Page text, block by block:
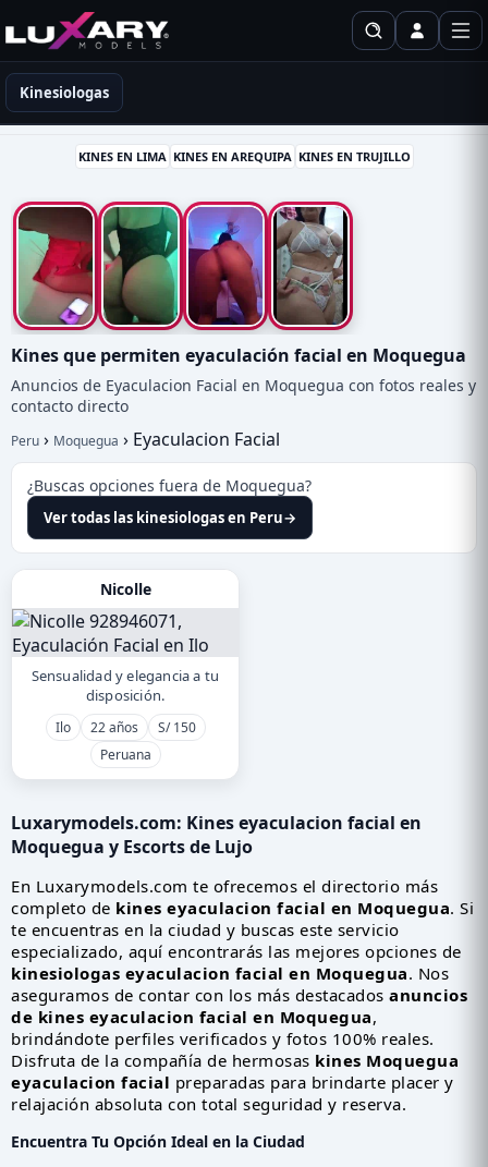
Kinesiólogas en Perú
Kinesiologas
KINES EN LIMA KINES EN AREQUIPA KINES EN TRUJILLO
Kines que permiten eyaculación facial en Moquegua
Anuncios de Eyaculacion Facial en Moquegua con fotos reales y
contacto directo
Peru › Moquegua › Eyaculacion Facial
¿Buscas opciones fuera de Moquegua?
Ver todas las kinesiologas en Peru→
Nicolle
Sensualidad y elegancia a tu
disposición.
Ilo 22 años
S/ 150
Peruana
Luxarymodels.com: Kines eyaculacion facial en
Moquegua y Escorts de Lujo
En Luxarymodels.com te ofrecemos el directorio más
completo de kines eyaculacion facial en Moquegua. Si
te encuentras en la ciudad y buscas este servicio
especializado, aquí encontrarás las mejores opciones de
kinesiologas eyaculacion facial en Moquegua. Nos
aseguramos de contar con los más destacados anuncios
de kines eyaculacion facial en Moquegua,
brindándote perfiles verificados y fotos 100% reales.
Disfruta de la compañía de hermosas kines Moquegua
eyaculacion facial preparadas para brindarte placer y
relajación absoluta con total seguridad y reserva.
Encuentra Tu Opción Ideal en la Ciudad